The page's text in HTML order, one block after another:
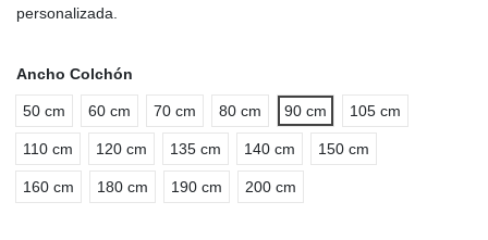
personalizada.
Ancho Colchón
50 cm 60 cm 70 cm 80 cm 90 cm 105 cm
110 cm 120 cm 135 cm 140 cm 150 cm
160 cm 180 cm 190 cm 200 cm